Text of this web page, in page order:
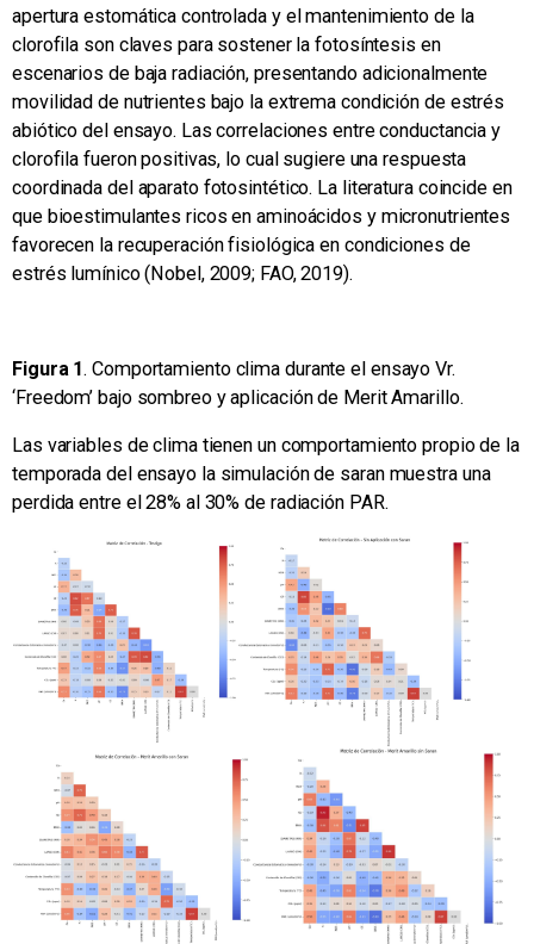
apertura estomática controlada y el mantenimiento de la
clorofila son claves para sostener la fotosíntesis en
escenarios de baja radiación, presentando adicionalmente
movilidad de nutrientes bajo la extrema condición de estrés
abiótico del ensayo. Las correlaciones entre conductancia y
clorofila fueron positivas, lo cual sugiere una respuesta
coordinada del aparato fotosintético. La literatura coincide en
que bioestimulantes ricos en aminoácidos y micronutrientes
favorecen la recuperación fisiológica en condiciones de
estrés lumínico (Nobel, 2009; FAO, 2019).
Figura 1. Comportamiento clima durante el ensayo Vr.
‘Freedom’ bajo sombreo y aplicación de Merit Amarillo.
Las variables de clima tienen un comportamiento propio de la
temporada del ensayo la simulación de saran muestra una
perdida entre el 28% al 30% de radiación PAR.